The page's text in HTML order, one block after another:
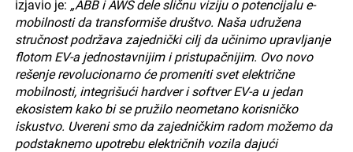
izjavio je: „ABB i AWS dele sličnu viziju o potencijalu e-
mobilnosti da transformiše društvo. Naša udružena
stručnost podržava zajednički cilj da učinimo upravljanje
flotom EV-a jednostavnijim i pristupačnijim. Ovo novo
rešenje revolucionarno će promeniti svet električne
mobilnosti, integrišući hardver i softver EV-a u jedan
ekosistem kako bi se pružilo neometano korisničko
iskustvo. Uvereni smo da zajedničkim radom možemo da
podstaknemo upotrebu električnih vozila dajući